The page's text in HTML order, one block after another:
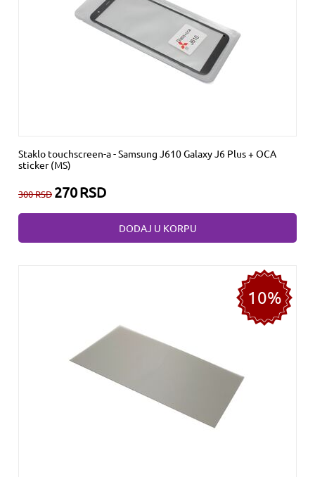
Staklo touchscreen-a - Samsung J610 Galaxy J6 Plus + OCA
sticker (MS)
300RSD 270RSD
DODAJ U KORPU
10%